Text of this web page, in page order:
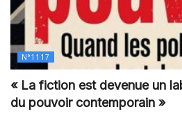
N°1117
« La fiction est devenue un
du pouvoir contemporain »